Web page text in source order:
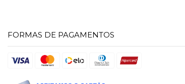
FORMAS DE PAGAMENTOS